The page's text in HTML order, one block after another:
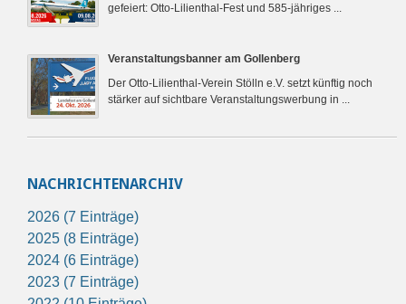
gefeiert: Otto-Lilienthal-Fest und 585-jähriges ...
Veranstaltungsbanner am Gollenberg
Der Otto-Lilienthal-Verein Stölln e.V. setzt künftig noch
stärker auf sichtbare Veranstaltungswerbung in ...
NACHRICHTENARCHIV
2026 (7 Einträge)
2025 (8 Einträge)
2024 (6 Einträge)
2023 (7 Einträge)